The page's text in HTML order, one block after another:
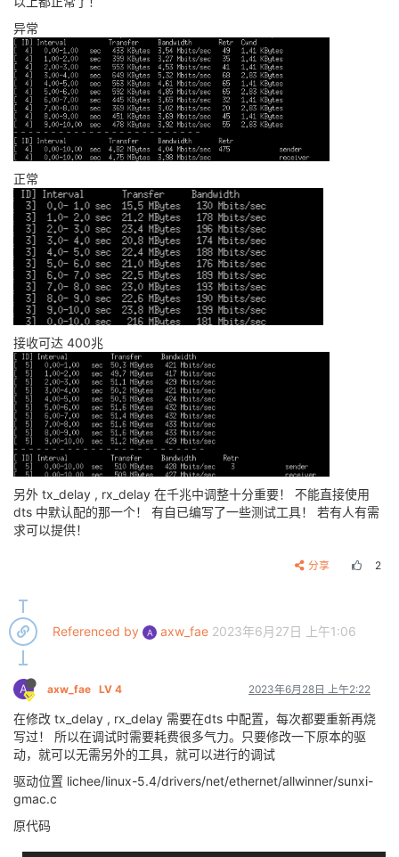
异常
正常
接收可达 400兆
另外 tx_delay , rx_delay 在千兆中调整十分重要！ 不能直接使用
dts 中默认配的那一个！ 有自已编写了一些测试工具！ 若有人有需
求可以提供！
分享 2
Referenced by A axw_fae 2023年6月27日 上午1:06
A axw_fae LV 4 2023年6月28日 上午2:22
在修改 tx_delay , rx_delay 需要在dts 中配置，每次都要重新再烧
写过！ 所以在调试时需要耗费很多气力。只要修改一下原本的驱
动，就可以无需另外的工具，就可以进行的调试
驱动位置 lichee/linux-5.4/drivers/net/ethernet/allwinner/sunxi-
gmac.c
原代码